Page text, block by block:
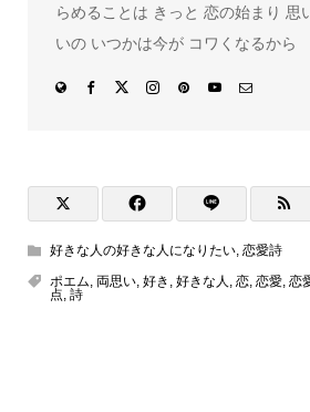
らめることは きっと 恋の始まり 思
いの いつかは今が コワくなるから
好きな人の好きな人になりたい, 恋愛詩
ポエム 両思い, 好き 好きな人 恋, 恋愛, 恋
点 詩